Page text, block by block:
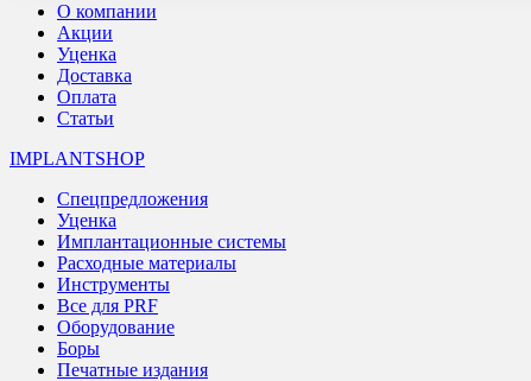
О компании
Акции
Уценка
Доставка
Оплата
Статьи
IMPLANTSHOP
Спецпредложения
Уценка
Имплантационные системы
Расходные материалы
Инструменты
Все для PRF
Оборудование
Боры
Печатные издания